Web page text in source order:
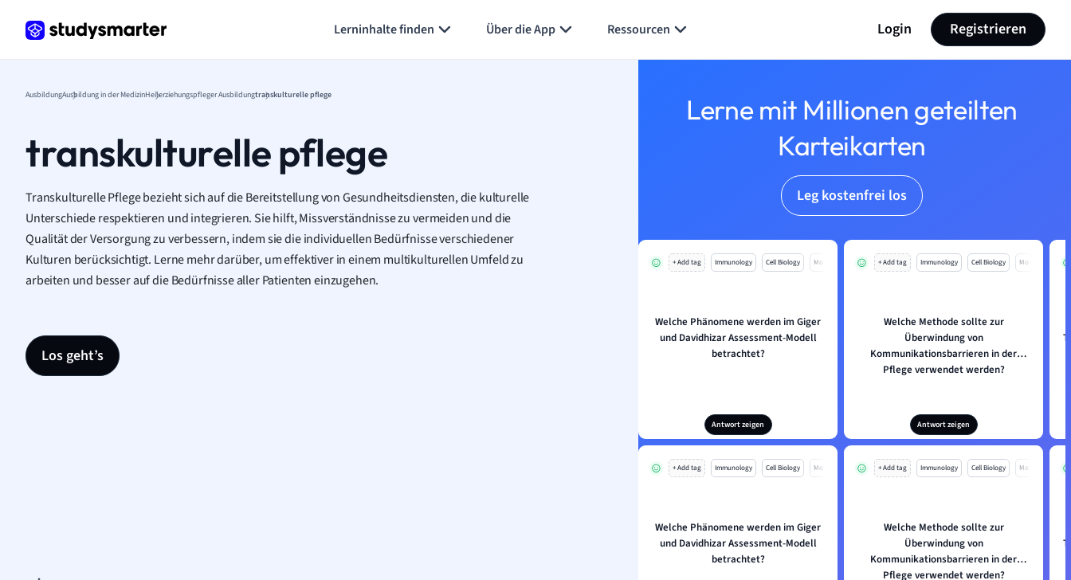
Lerninhalte finden Über die App Ressourcen Login Registrieren
AusbildungAusbildung in der MedizinHeilerziehungspfleger Ausbildungtranskulturelle pflege
transkulturelle pflege
Transkulturelle Pflege bezieht sich auf die Bereitstellung von Gesundheitsdiensten, die kulturelle
Unterschiede respektieren und integrieren. Sie hilft, Missverständnisse zu vermeiden und die
Qualität der Versorgung zu verbessern, indem sie die individuellen Bedürfnisse verschiedener
Kulturen berücksichtigt. Lerne mehr darüber, um effektiver in einem multikulturellen Umfeld zu
arbeiten und besser auf die Bedürfnisse aller Patienten einzugehen.
Los geht’s
Lerne mit Millionen geteilten
Karteikarten
Leg kostenfrei los
+ Add tag Immunology Cell Biology Mo
Welche Phänomene werden im Giger
und Davidhizar Assessment-Modell
betrachtet?
Antwort zeigen
+ Add tag Immunology Cell Biology Mo
Welche Methode sollte zur
Überwindung von
Kommunikationsbarrieren in der
Pflege verwendet werden?
Antwort zeigen
+ Add tag Immunology Cell Biology Mo
Welche Phänomene werden im Giger
und Davidhizar Assessment-Modell
betrachtet?
+ Add tag Immunology Cell Biology Mo
Welche Methode sollte zur
Überwindung von
Kommunikationsbarrieren in der
Pflege verwendet werden?